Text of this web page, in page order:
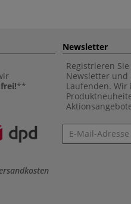
**
Newsletter
Registrieren
Newsletter und
Laufenden.
Newsletter